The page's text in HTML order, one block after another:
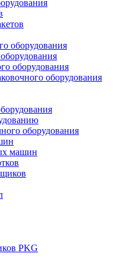
оборудования
оборудования
оборудования
оборудования
машин
PKG